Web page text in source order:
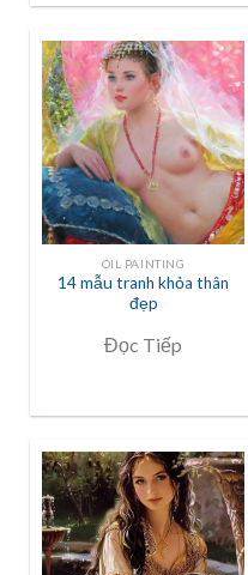
OIL PAINTING
14 mẫu tranh khỏa thân
đẹp
Đọc Tiếp